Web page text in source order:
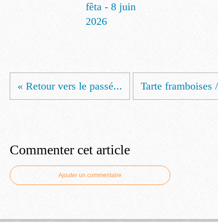
fêta - 8 juin
2026
« Retour vers le passé... Tarte framboises
Commenter cet article
Ajouter un commentaire